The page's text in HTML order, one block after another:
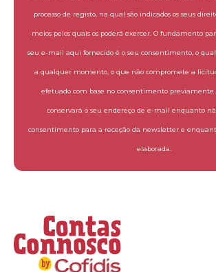
processo de registo, na qual são indicados os seus
meios pelos quais os poderá exercer. O fundamento
seu e-mail aqui fornecido é o seu consentimento, o
a qualquer momento, o que não compromete a
efetuado com base no consentimento previamente
conservará o seu endereço de e-mail enquanto
consentimento para a receção da newsletter e
elaborada.